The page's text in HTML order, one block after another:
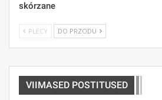
skórzane
PLECY DO PRZODU
VIIMASED POSTITUSED